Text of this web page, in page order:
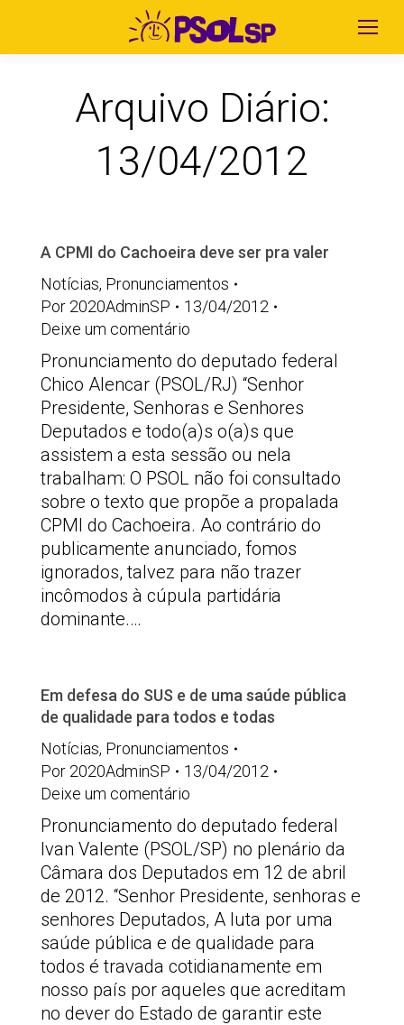
Arquivo Diário:
13/04/2012
A CPMI do Cachoeira deve ser pra valer
Notícias, Pronunciamentos
Por 2020AdminSP
13/04/2012
Deixe um comentário
Pronunciamento do deputado federal
Chico Alencar (PSOL/RJ) “Senhor
Presidente, Senhoras e Senhores
Deputados e todo(a)s o(a)s que
assistem a esta sessão ou nela
trabalham: O PSOL não foi consultado
sobre o texto que propõe a propalada
CPMI do Cachoeira. Ao contrário do
publicamente anunciado, fomos
ignorados, talvez para não trazer
incômodos à cúpula partidária
dominante.…
Em defesa do SUS e de uma saúde pública
de qualidade para todos e todas
Notícias, Pronunciamentos
Por 2020AdminSP
13/04/2012
Deixe um comentário
Pronunciamento do deputado federal
Ivan Valente (PSOL/SP) no plenário da
Câmara dos Deputados em 12 de abril
de 2012. “Senhor Presidente, senhoras e
senhores Deputados, A luta por uma
saúde pública e de qualidade para
todos é travada cotidianamente em
nosso país por aqueles que acreditam
no dever do Estado de garantir este